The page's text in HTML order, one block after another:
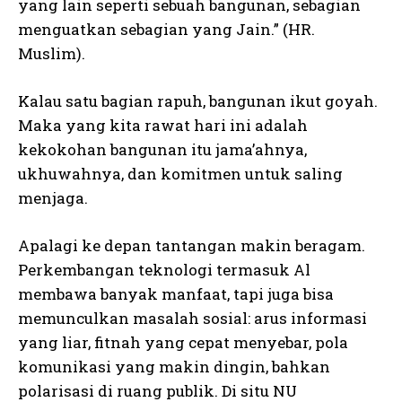
yang lain seperti sebuah bangunan, sebagian
menguatkan sebagian yang Jain.” (HR.
Muslim).
Kalau satu bagian rapuh, bangunan ikut goyah.
Maka yang kita rawat hari ini adalah
kekokohan bangunan itu jama’ahnya,
ukhuwahnya, dan komitmen untuk saling
menjaga.
Apalagi ke depan tantangan makin beragam.
Perkembangan teknologi termasuk Al
membawa banyak manfaat, tapi juga bisa
memunculkan masalah sosial: arus informasi
yang liar, fitnah yang cepat menyebar, pola
komunikasi yang makin dingin, bahkan
polarisasi di ruang publik. Di situ NU